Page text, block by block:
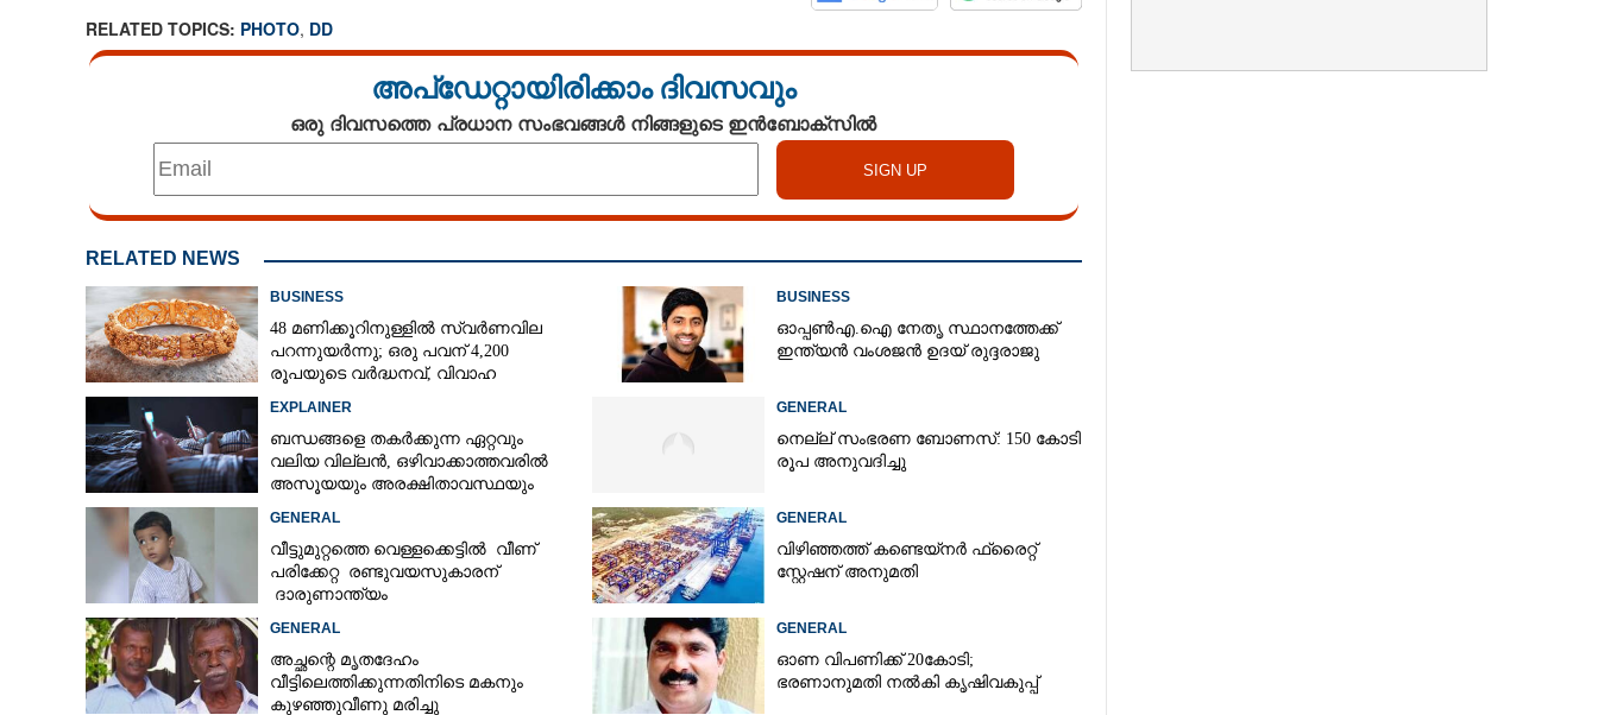
RELATED TOPICS: PHOTO, DD
അപ്ഡേറ്റായിരിക്കാം ദിവസവും
ഒരു ദിവസത്തെ പ്രധാന സംഭവങ്ങൾ നിങ്ങളുടെ ഇൻബോക്സിൽ
RELATED NEWS
BUSINESS
48 മണിക്കൂറിനുള്ളിൽ സ്വർണവില
പറന്നുയർന്നു; ഒരു പവന് 4,200
രൂപയുടെ വർദ്ധനവ്, വിവാഹ
BUSINESS
ഓപ്പൺഎ.ഐ നേതൃ സ്ഥാനത്തേക്ക്
ഇന്ത്യൻ വംശജൻ ഉദയ് രുദ്ദരാജു
EXPLAINER
ബന്ധങ്ങളെ തകർക്കുന്ന ഏറ്റവും
വലിയ വില്ലൻ, ഒഴിവാക്കാത്തവരിൽ
അസൂയയും അരക്ഷിതാവസ്ഥയും
GENERAL
നെല്ല് സംഭരണ ബോണസ്: 150 കോടി
രൂപ അനുവദിച്ചു
GENERAL
വീട്ടുമുറ്റത്തെ വെള്ളക്കെട്ടിൽ വീണ്
പരിക്കേറ്റ രണ്ടുവയസുകാരന്
ദാരുണാന്ത്യം
GENERAL
വിഴിഞ്ഞത്ത് കണ്ടെയ്നർ ഫ്രൈറ്റ്
സ്റ്റേഷന് അനുമതി
GENERAL
അച്ഛന്റെ മൃതദേഹം
വീട്ടിലെത്തിക്കുന്നതിനിടെ മകനും
കുഴഞ്ഞുവീണു മരിച്ചു
GENERAL
ഓണ വിപണിക്ക് 20കോടി;
ഭരണാനുമതി നൽകി കൃഷിവകുപ്പ്